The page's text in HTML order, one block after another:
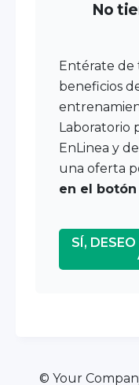
No
Entérate de
beneficios
Laboratorio
EnLinea y
una oferta
en el botón
SÍ,
© Your